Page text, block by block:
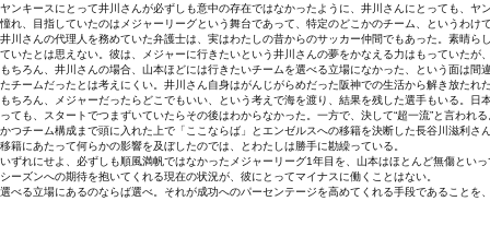
ヤンキースにとって井川さんが必ずしも意中の存在ではなかったように、井川さんにとっても、
憧れ、目指していたのはメジャーリーグという舞台であって、特定のどこかのチーム、というわけ
井川さんの代理人を務めていた弁護士は、実はわたしの昔からのサッカー仲間でもあった。素晴
ていたとは思えない。彼は、メジャーに行きたいという井川さんの夢をかなえる力はもっていた
もちろん、井川さんの場合、山本ほどには行きたいチームを選べる立場になかった、という面は
たチームだったとは考えにくい。井川さん自身はがんじがらめだった阪神での生活から解き放た
もちろん、メジャーだったらどこでもいい、という考えで海を渡り、結果を残した選手もいる。
っても、スタートでつまずいていたらその後はわからなかった。一方で、決して“超一流”と言わ
かつチーム構成まで頭に入れた上で「ここならば」とエンゼルスへの移籍を決断した長谷川滋利
移籍にあたって何らかの影響を及ぼしたのでは、とわたしは勝手に勘繰っている。
いずれにせよ、必ずしも順風満帆ではなかったメジャーリーグ1年目を、山本はほとんど無傷とい
シーズンへの期待を抱いてくれる現在の状況が、彼にとってマイナスに働くことはない。
選べる立場にあるのならば選べ。それが成功へのパーセンテージを高めてくれる手段であることを